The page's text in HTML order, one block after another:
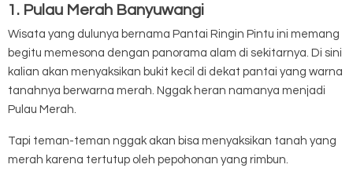
1. Pulau Merah Banyuwangi
Wisata yang dulunya bernama Pantai Ringin Pintu ini memang
begitu memesona dengan panorama alam di sekitarnya. Di sini
kalian akan menyaksikan bukit kecil di dekat pantai yang warna
tanahnya berwarna merah. Nggak heran namanya menjadi
Pulau Merah.
Tapi teman-teman nggak akan bisa menyaksikan tanah yang
merah karena tertutup oleh pepohonan yang rimbun.